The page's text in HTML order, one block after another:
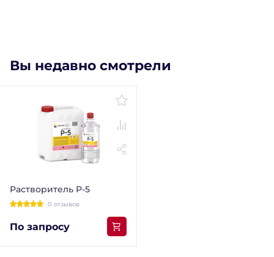
Вы недавно смотрели
Растворитель Р-5
0 отзывов
По запросу